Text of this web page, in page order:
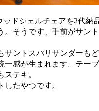
ドシェルチェアを2代納
。そうです、手前がサン
サントスパリサンダーも
一感が生まれます。テー
ステキ。
したやつです。